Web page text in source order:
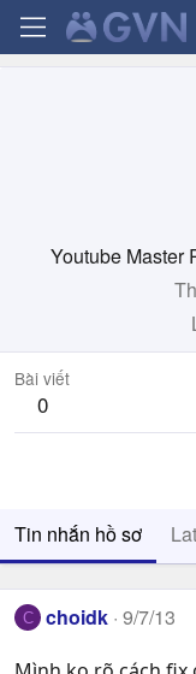
Youtube Master
Bài viết
0
Tin nhắn hồ sơ
C choidk 9/7/13